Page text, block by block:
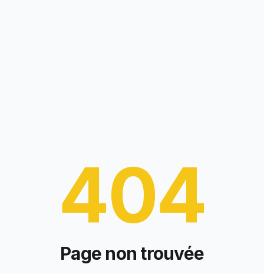
404
Page non trouvée